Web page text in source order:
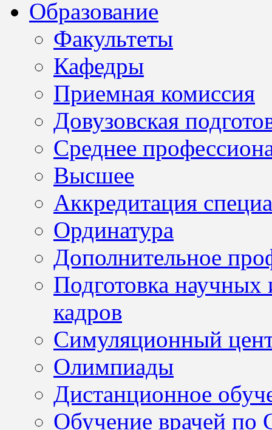
Образование
Факультеты
Кафедры
Приемная комиссия
Довузовская
Среднее
Высшее
Аккредитация
Ординатура
Дополнительное
Подготовка научных
кадров
Симуляционный
Олимпиады
Дистанционное
Обучение врачей по